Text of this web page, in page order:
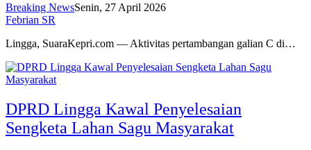
Breaking NewsSenin, 27 April 2026
Febrian SR
Lingga, SuaraKepri.com — Aktivitas pertambangan galian C di…
DPRD Lingga Kawal Penyelesaian
Sengketa Lahan Sagu Masyarakat